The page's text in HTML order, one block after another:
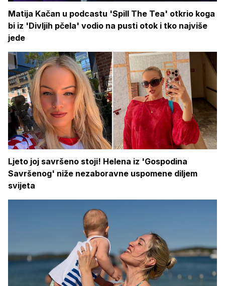
Matija Kačan u podcastu 'Spill The Tea' otkrio koga
bi iz 'Divljih pčela' vodio na pusti otok i tko najviše
jede
Ljeto joj savršeno stoji! Helena iz 'Gospodina
Savršenog' niže nezaboravne uspomene diljem
svijeta